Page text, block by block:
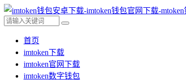
首页
imtoken下载
imtoken官网下载
imtoken数字钱包